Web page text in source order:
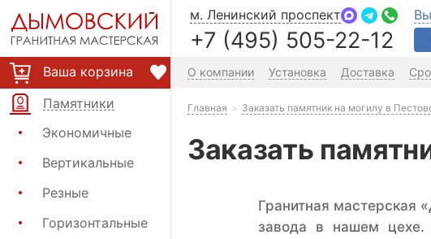
Ваша корзина
Памятники
Экономичные
Вертикальные
Резные
Горизонтальные
м. Ленинский проспект
+7 (495) 505-22-12
О компании Установка Доставка
Главная Заказать памятник на могилу в
Заказать
Гранитная мастерская
завода в нашем цехе.